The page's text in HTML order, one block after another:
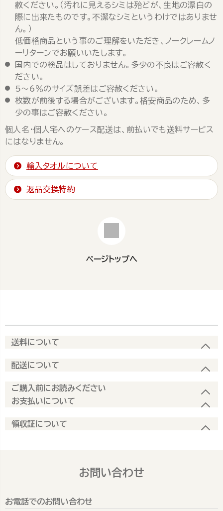
赦ください。（汚れに見えるシミは殆どが、生地の漂白の
際に出来たものです。不潔なシミというわけではありませ
ん。）
低価格商品という事のご理解をいただき、ノークレームノ
ーリターンでお願いいたします。
国内での検品はしておりません。多少の不良はご容赦く
ださい。
5～6％のサイズ誤差はご容赦ください。
枚数が前後する場合がございます。格安商品のため、多
少の事はご容赦ください。
個人名・個人宅へのケース配送は、前払いでも送料サービス
にはなりません。
輸入タオルについて
返品交換特約
ページトップへ
送料について
配送について
ご購入前にお読みください
お支払いについて
領収証について
お問い合わせ
お電話でのお問い合わせ